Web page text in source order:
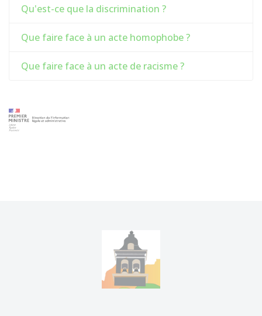
Qu'est-ce que la discrimination ?
Que faire face à un acte homophobe ?
Que faire face à un acte de racisme ?